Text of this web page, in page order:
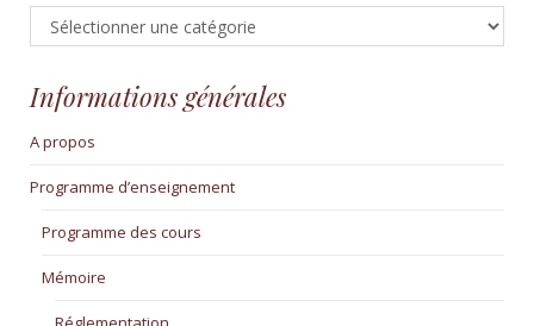
Actualités
Informations générales
A propos
Programme d’enseignement
Programme des cours
Mémoire